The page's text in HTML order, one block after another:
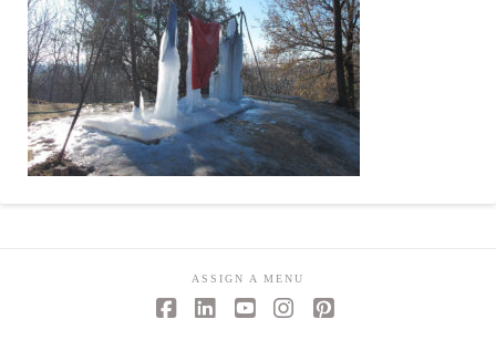
ASSIGN A MENU